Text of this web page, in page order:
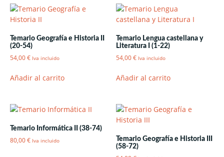
Temario Geografía e Historia II
(20-54)
54,00€ Iva incluido
Añadir al carrito
Temario Lengua castellana y
Literatura I (1-22)
54,00€ Iva incluido
Añadir al carrito
Temario Informática II (38-74)
80,00€ Iva incluido
Temario Geografía e Historia III
(58-72)